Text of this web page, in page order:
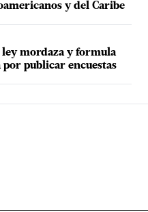
y del Caribe
ley mordaza y formula
por publicar encuestas